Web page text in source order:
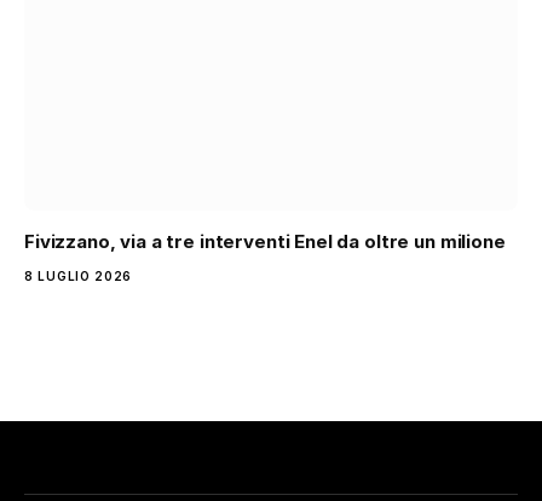
Fivizzano, via a tre interventi Enel da oltre un milione
8 LUGLIO 2026